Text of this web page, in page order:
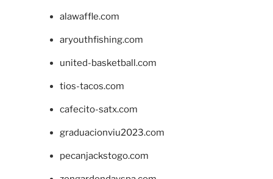
alawaffle.com
aryouthfishing.com
united-basketball.com
tios-tacos.com
cafecito-satx.com
graduacionviu2023.com
pecanjackstogo.com